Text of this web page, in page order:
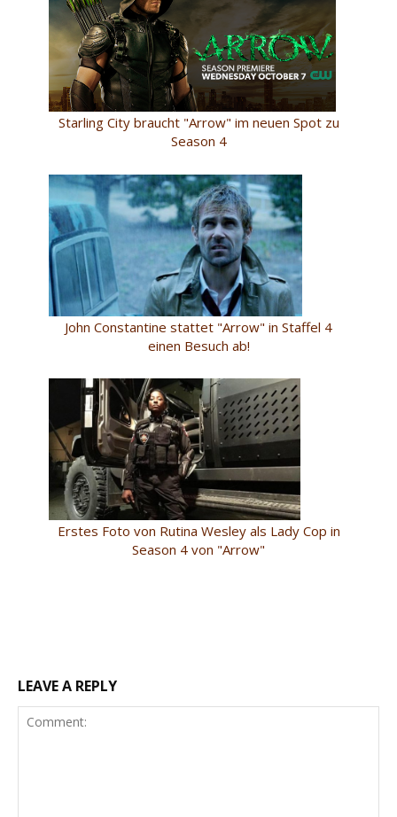
Starling City braucht "Arrow" im neuen Spot zu
Season 4
John Constantine stattet "Arrow" in Staffel 4
einen Besuch ab!
Erstes Foto von Rutina Wesley als Lady Cop in
Season 4 von "Arrow"
LEAVE A REPLY